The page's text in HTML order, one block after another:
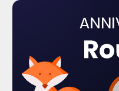
ANNIVERSAIRES